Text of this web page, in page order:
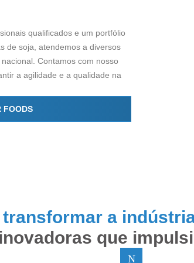
qualificados e um portfólio
de soja, atendemos a diversos
Contamos com nosso
a agilidade e a qualidade na
FOODS
transformar a
que